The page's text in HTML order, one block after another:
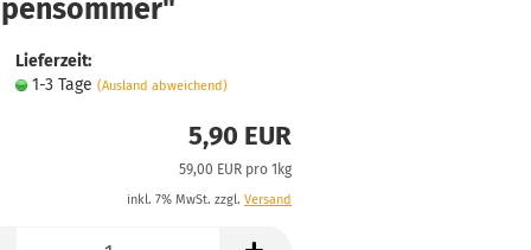
Lieferzeit:
1-3 Tage (Ausland abweichend)
5,90 EUR
59,00 EUR pro 1kg
inkl. 7% MwSt. zzgl. Versand